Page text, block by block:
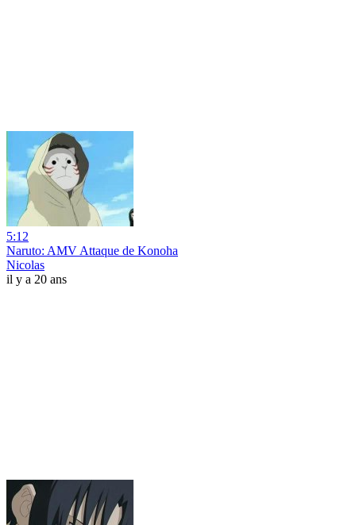
5:12
Naruto: AMV Attaque de Konoha
Nicolas
il y a 20 ans